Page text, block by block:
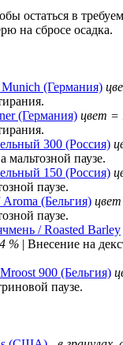
остаться в
на сбросе осадка.
(Германия)
(Германия) цвет =
300 (Россия)
мальтозной паузе.
150 (Россия)
паузе.
(Бельгия)
паузе.
/ Roasted Barley
% | Внесение на
900 (Бельгия)
паузе.